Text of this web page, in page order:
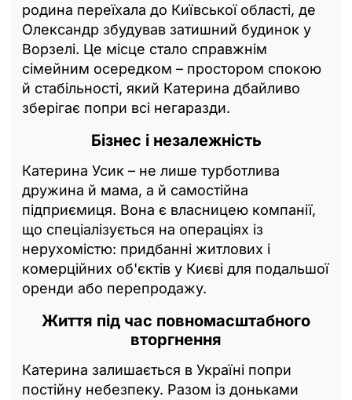
родина переїхала до Київської області, де
Олександр збудував затишний будинок у
Ворзелі. Це місце стало справжнім
сімейним осередком – простором спокою
й стабільності, який Катерина дбайливо
зберігає попри всі негаразди.
Бізнес і незалежність
Катерина Усик – не лише турботлива
дружина й мама, а й самостійна
підприємиця. Вона є власницею компанії,
що спеціалізується на операціях із
нерухомістю: придбанні житлових і
комерційних об'єктів у Києві для подальшої
оренди або перепродажу.
Життя під час повномасштабного
вторгнення
Катерина залишається в Україні попри
постійну небезпеку. Разом із доньками